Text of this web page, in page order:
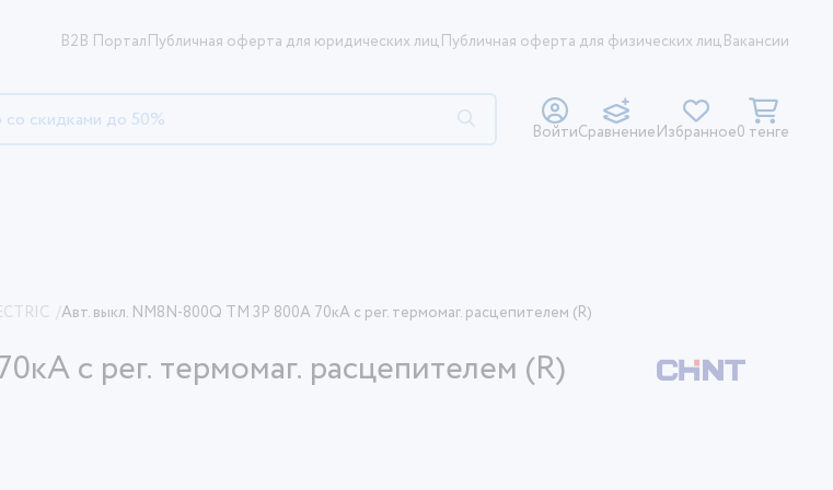
B2B ПорталПубличная оферта для юридических лицПубличная оферта для физических лицВакансии
ВойтиСравнениеИзбранное0 тенге
/Авт. выкл. NM8N-800Q TM 3P 800А 70кА с рег. термомаг. расцепителем (R)
с рег. термомаг. расцепителем (R)